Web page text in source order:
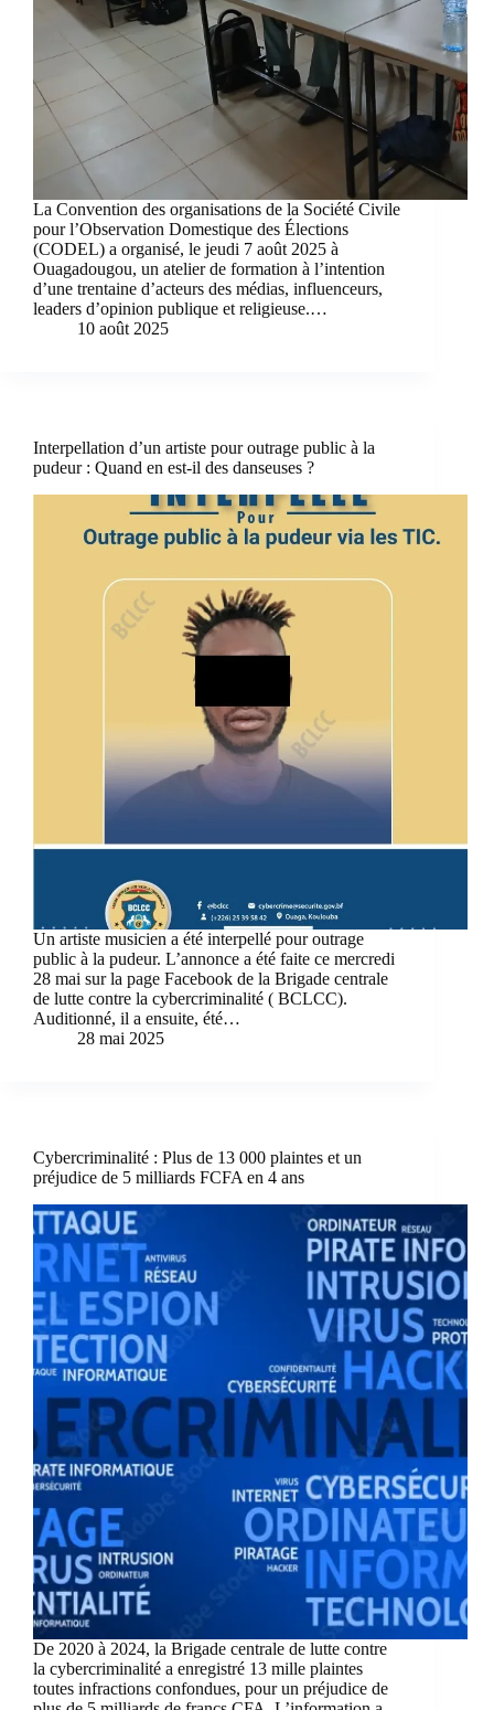
La Convention des organisations de la Société Civile
pour l’Observation Domestique des Élections
(CODEL) a organisé, le jeudi 7 août 2025 à
Ouagadougou, un atelier de formation à l’intention
d’une trentaine d’acteurs des médias, influenceurs,
leaders d’opinion publique et religieuse.…
10 août 2025
Interpellation d’un artiste pour outrage public à la
pudeur : Quand en est-il des danseuses ?
Un artiste musicien a été interpellé pour outrage
public à la pudeur. L’annonce a été faite ce mercredi
28 mai sur la page Facebook de la Brigade centrale
de lutte contre la cybercriminalité ( BCLCC).
Auditionné, il a ensuite, été…
28 mai 2025
Cybercriminalité : Plus de 13 000 plaintes et un
préjudice de 5 milliards FCFA en 4 ans
De 2020 à 2024, la Brigade centrale de lutte contre
la cybercriminalité a enregistré 13 mille plaintes
toutes infractions confondues, pour un préjudice de